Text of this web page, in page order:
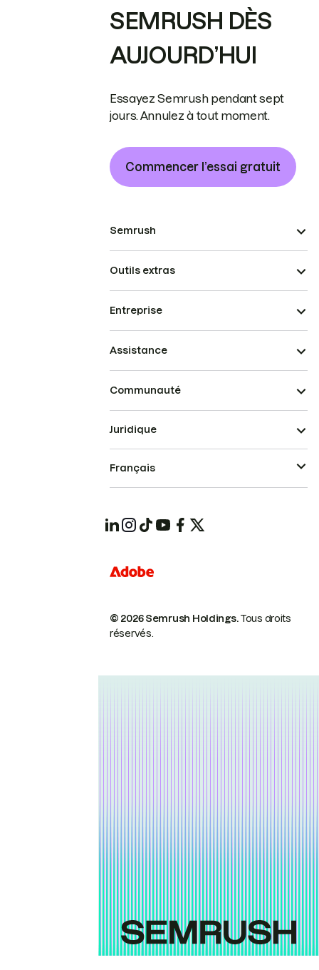
SEMRUSH DÈS
AUJOURD’HUI
Essayez Semrush pendant sept
jours. Annulez à tout moment.
Commencer l’essai gratuit
Semrush
Outils extras
Entreprise
Assistance
Communauté
© 2026 Semrush Holdings.Tous droits
réservés.
Juridique
Français